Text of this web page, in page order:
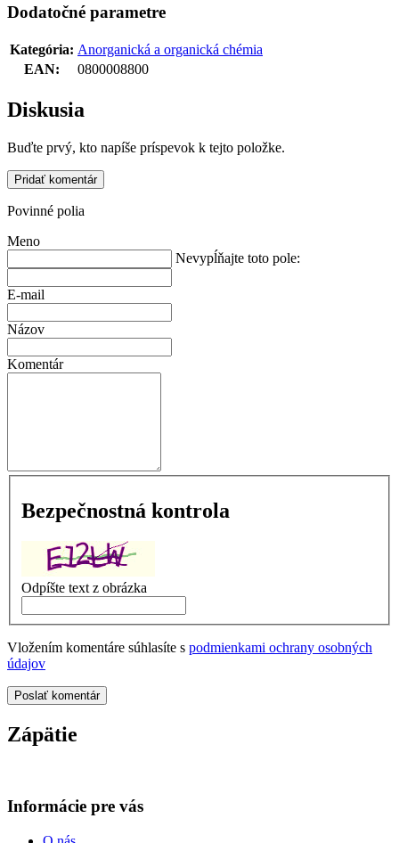
Dodatočné parametre
Kategória: Anorganická a organická chémia
EAN: 0800008800
Diskusia
Buďte prvý, kto napíše príspevok k tejto položke.
Pridať komentár
Povinné polia
Meno
Nevypĺňajte toto pole:
E-mail
Názov
Komentár
Bezpečnostná kontrola
Odpíšte text z obrázka
Vložením komentáre súhlasíte s podmienkami ochrany osobných
údajov
Poslať komentár
Zápätie
Informácie pre vás